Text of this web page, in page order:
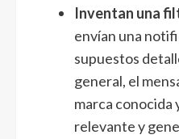
Inventan una
envían una
supuestos
general, el
marca conocida
relevante y